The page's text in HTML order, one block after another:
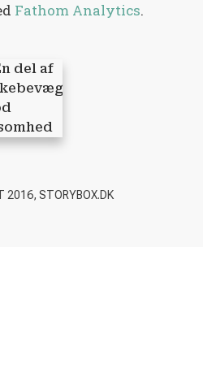
Fathom Analytics.
2016, STORYBOX.DK